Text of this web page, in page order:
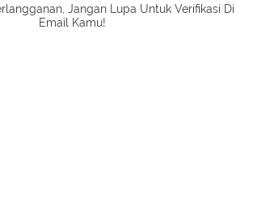
Jangan Lupa Untuk Verifikasi Di
Email Kamu!